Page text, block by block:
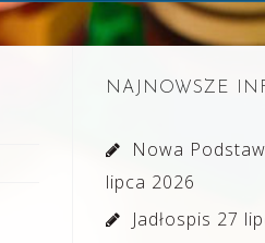
NAJNOWSZE
Nowa
lipca 2026
Jadłospis 27